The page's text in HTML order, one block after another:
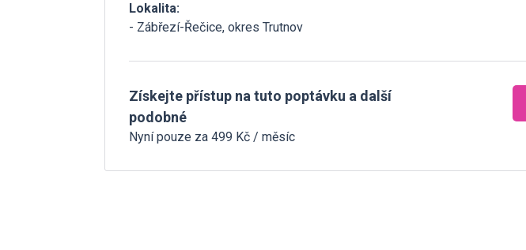
Lokalita:
- Zábřezí-Řečice, okres Trutnov
Získejte přístup na tuto poptávku a další
podobné
Nyní pouze za 499 Kč / měsíc